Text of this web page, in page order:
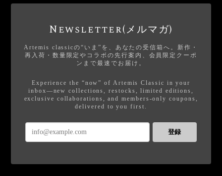
Newsletter(メルマガ)
Artemis classicの“いま”を、あなたの受信箱へ。新作・
再入荷・数量限定やコラボの先行案内、会員限定クーポ
ンまで最速でお届け。
Experience the “now” of Artemis Classic in your
inbox—new collections, restocks, limited editions,
exclusive collaborations, and members-only coupons,
delivered to you first.
登録